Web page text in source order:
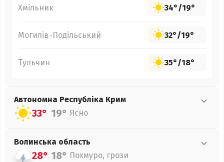
Хмільник 34°/19°
Могилів-Подільський 32°/19°
Тульчин 35°/18°
Автономна Республіка Крим
33° 19° Ясно
Волинська область
28° 18° Похмуро, грози